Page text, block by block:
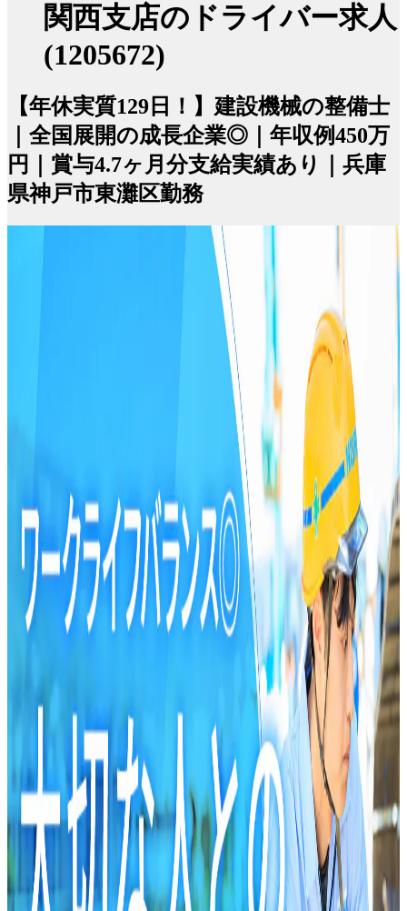
関西支店のドライバー求人
(1205672)
【年休実質129日！】建設機械の整備士
｜全国展開の成長企業◎｜年収例450万
円｜賞与4.7ヶ月分支給実績あり｜兵庫
県神戸市東灘区勤務